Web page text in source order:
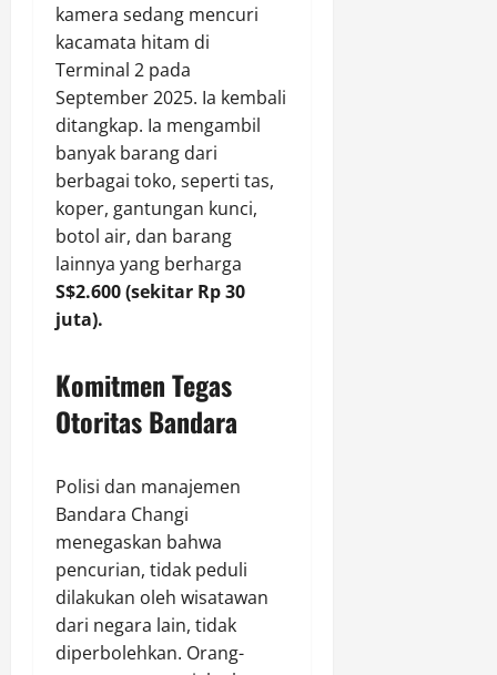
kamera sedang mencuri
kacamata hitam di
Terminal 2 pada
September 2025. Ia kembali
ditangkap. Ia mengambil
banyak barang dari
berbagai toko, seperti tas,
koper, gantungan kunci,
botol air, dan barang
lainnya yang berharga
S$2.600 (sekitar Rp 30
juta).
Komitmen Tegas
Otoritas Bandara
Polisi dan manajemen
Bandara Changi
menegaskan bahwa
pencurian, tidak peduli
dilakukan oleh wisatawan
dari negara lain, tidak
diperbolehkan. Orang-